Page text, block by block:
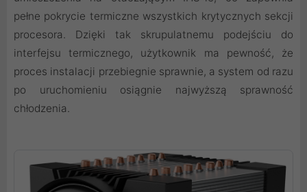
pełne pokrycie termiczne wszystkich krytycznych sekcji
procesora. Dzięki tak skrupulatnemu podejściu do
interfejsu termicznego, użytkownik ma pewność, że
proces instalacji przebiegnie sprawnie, a system od razu
po uruchomieniu osiągnie najwyższą sprawność
chłodzenia.